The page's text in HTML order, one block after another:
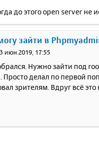
до этого open server не
зайти в
июн 2019, 17:55
Нужно зайти под
Просто делал по первой
зрителям. Вдруг всё